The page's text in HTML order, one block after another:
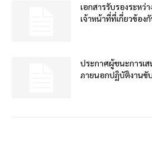
เอกสารรับรองระหว่
เจ้าหน้าที่ที่เกี่ยวข้อง
ประกาศผู้ชนะการเส
ภายนอกปฏิบัติงานขั